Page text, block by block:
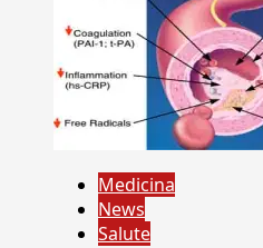
Medicina
News
Salute